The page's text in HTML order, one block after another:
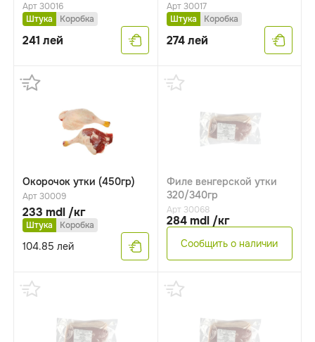
Арт 30016
Штука
Коробка
241 лей
Арт 30017
Штука
Коробка
274лей
Окорочок утки (450гр)
Арт 30009
233 mdl /кг
Штука Коробка
104.85 лей
Филе венгерской утки
320/340гр
Арт 30068
284 mdl /кг
Сообщить о наличии